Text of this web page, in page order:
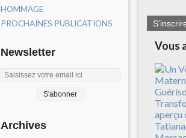
HOMMAGE
PROCHAINES PUBLICATIONS
Newsletter
Archives
Vous